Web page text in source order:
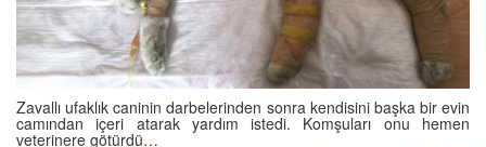
Zavallı ufaklık caninin darbelerinden sonra kendisini başka bir evin
camından içeri atarak yardım istedi. Komşuları onu hemen
veterinere götürdü…